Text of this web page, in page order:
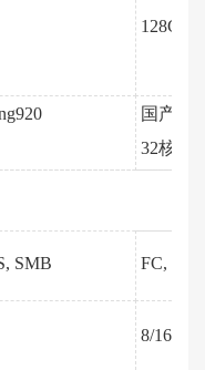
128GB-
国产化
32核
SMB FC,
8/16/32